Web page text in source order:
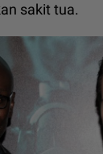
sakit tua.